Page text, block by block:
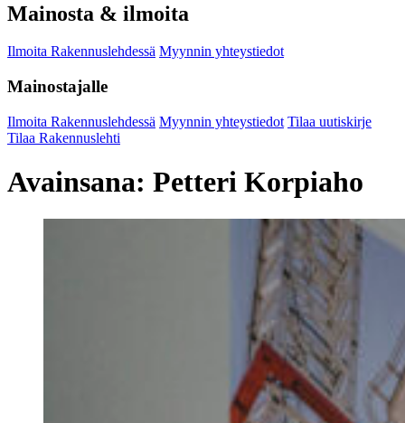
Mainosta & ilmoita
Ilmoita Rakennuslehdessä Myynnin yhteystiedot
Mainostajalle
Ilmoita Rakennuslehdessä Myynnin yhteystiedot Tilaa uutiskirje
Tilaa Rakennuslehti
Avainsana: Petteri Korpiaho